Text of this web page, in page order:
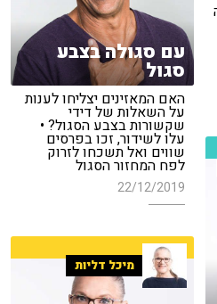
עם סגולה בצבע
סגול
האם המאזינים יצליחו לענות
על השאלות של דידי
שקשורות בצבע הסגול? •
עלו לשידור, זכו בפרסים
שווים ואל תשכחו לזרוק
לפח המחזור הסגול
22/12/2019
מיכל דליות